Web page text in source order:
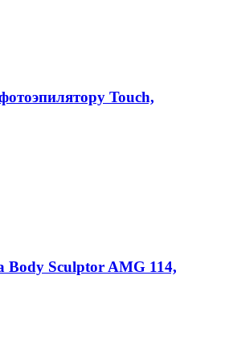
Touch,
Body Sculptor AMG 114,